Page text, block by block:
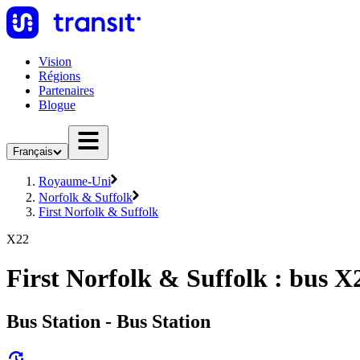
Vision
Régions
Partenaires
Blogue
Français
Royaume-Uni
Norfolk & Suffolk
First Norfolk & Suffolk
X22
First Norfolk & Suffolk : bus
Bus Station - Bus Station